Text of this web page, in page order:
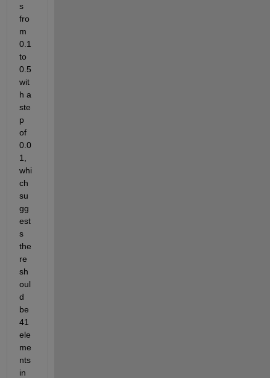
s
fro
m
0.1
to
0.5
wit
h a
ste
p
of
0.0
1,
whi
ch
su
gg
est
s
the
re
sh
oul
d
be
41
ele
me
nts
in